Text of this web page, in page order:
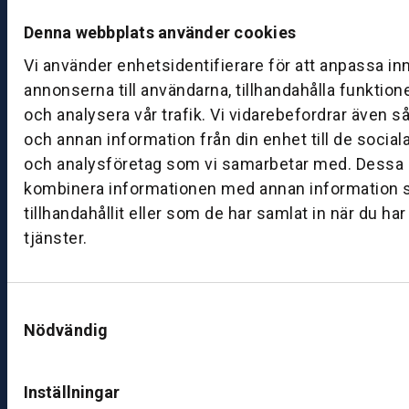
Denna webbplats använder cookies
Vi använder enhetsidentifierare för att anpassa
annonserna till användarna, tillhandahålla
och analysera vår trafik. Vi vidarebefordrar även
och annan information från din enhet till de
och analysföretag som vi samarbetar med. Dessa
kombinera informationen med annan information
tillhandahållit eller som de har samlat in när du
tjänster.
Nödvändig
Inställningar
d
g:
0
8:
0
0
–
1
7:
0
B
S